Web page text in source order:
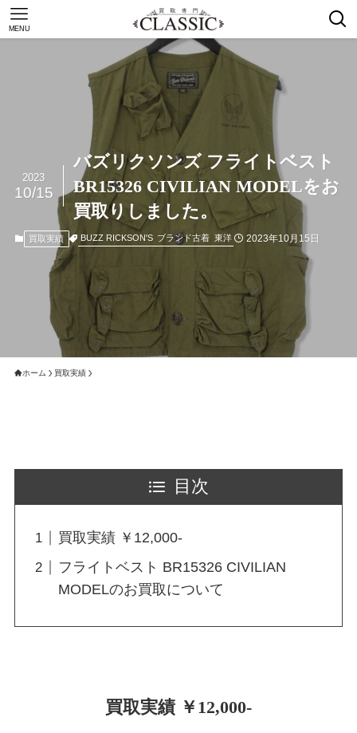
MENU
バズリクソンズ フライトベスト
BR15326 CIVILIAN MODELをお
買取りしました。
2023
10/15
買取実績 BUZZ RICKSON'S ブランド古着 東洋 2023年10月15日
ホーム 買取実績
目次
買取実績 ￥12,000-
フライトベスト BR15326 CIVILIAN
MODELのお買取について
買取実績 ￥12,000-